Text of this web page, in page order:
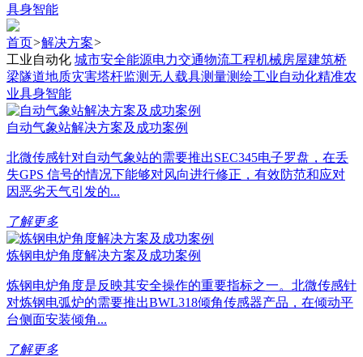
具身智能
首页>解决方案>
工业自动化 城市安全能源电力交通物流工程机械房屋建筑桥
梁隧道地质灾害塔杆监测无人载具测量测绘工业自动化精准农
业具身智能
自动气象站解决方案及成功案例
北微传感针对自动气象站的需要推出SEC345电子罗盘，在丢
失GPS 信号的情况下能够对风向进行修正，有效防范和应对
因恶劣天气引发的...
了解更多
炼钢电炉角度解决方案及成功案例
炼钢电炉角度是反映其安全操作的重要指标之一。北微传感针
对炼钢电弧炉的需要推出BWL318倾角传感器产品，在倾动平
台侧面安装倾角...
了解更多